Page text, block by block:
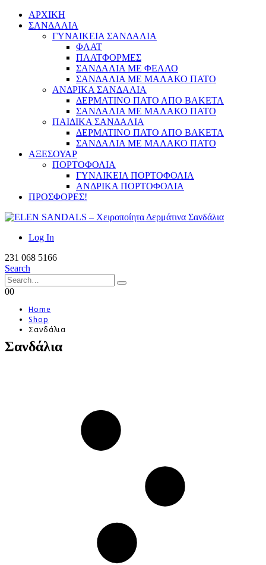
ΑΡΧΙΚΗ
ΣΑΝΔΑΛΙΑ
ΓΥΝΑΙΚΕΙΑ ΣΑΝΔΑΛΙΑ
ΦΛΑΤ
ΠΛΑΤΦΟΡΜΕΣ
ΣΑΝΔΑΛΙΑ ΜΕ ΦΕΛΛΟ
ΣΑΝΔΑΛΙΑ ΜΕ ΜΑΛΑΚΟ ΠΑΤΟ
ΑΝΔΡΙΚΑ ΣΑΝΔΑΛΙΑ
ΔΕΡΜΑΤΙΝΟ ΠΑΤΟ ΑΠΟ ΒΑΚΕΤΑ
ΣΑΝΔΑΛΙΑ ΜΕ ΜΑΛΑΚΟ ΠΑΤΟ
ΠΑΙΔΙΚΑ ΣΑΝΔΑΛΙΑ
ΔΕΡΜΑΤΙΝΟ ΠΑΤΟ ΑΠΟ ΒΑΚΕΤΑ
ΣΑΝΔΑΛΙΑ ΜΕ ΜΑΛΑΚΟ ΠΑΤΟ
ΑΞΕΣΟΥΑΡ
ΠΟΡΤΟΦΟΛΙΑ
ΓΥΝΑΙΚΕΙΑ ΠΟΡΤΟΦΟΛΙΑ
ΑΝΔΡΙΚΑ ΠΟΡΤΟΦΟΛΙΑ
ΠΡΟΣΦΟΡΕΣ!
Log In
231 068 5166
Search
00
Home
Shop
Σανδάλια
Σανδάλια